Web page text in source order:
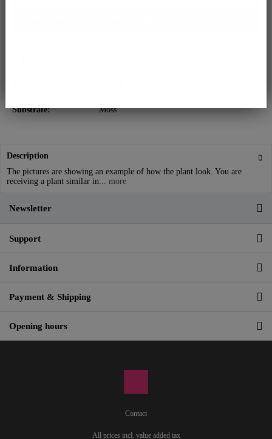
Substrate:
Moss
Description
The pictures are showing an example of how the plant look. You are
receiving a plant similar in... more
Newsletter
Support
Information
Payment & Shipping
Opening hours
Contact
All prices incl. value added tax